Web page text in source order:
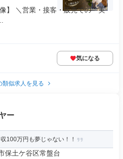
】 ＼営業・接客・販売での「実
気になる
類似求人を見る
ー
100万円も夢じゃない！！
保土ケ谷区常盤台